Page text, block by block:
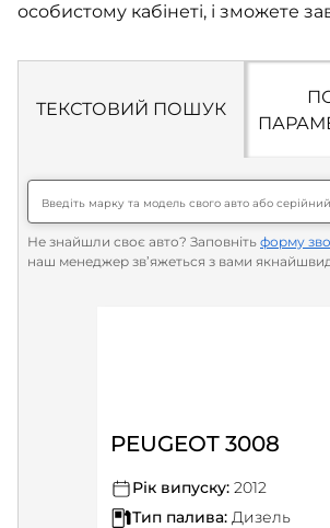
особистому кабінеті, і зможете
ТЕКСТОВИЙ ПОШУК
Не знайшли своє авто? Заповніть форму
наш менеджер зв’яжеться з вами
PEUGEOT 3008
Рік випуску: 2012
Тип палива: Дизель